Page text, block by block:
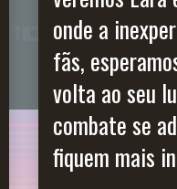
onde a
fãs,
volta ao seu
combate se
fiquem mais